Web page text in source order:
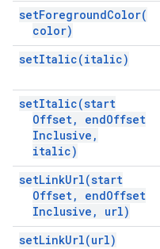
setForegroundColor(
color)
setItalic(italic)
setItalic(start
Offset, endOffset
Inclusive ,
italic)
setLinkUrl(start
Offset, endOffset
Inclusive , url)
setLinkUrl(url)